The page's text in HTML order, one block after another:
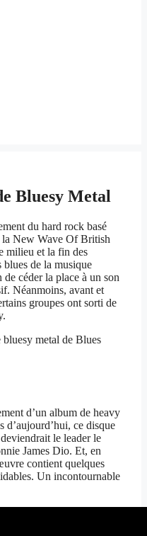
Bluesy Metal
du hard rock basé
la New Wave Of British
milieu et la fin des
blues de la musique
céder la place à un son
Néanmoins, avant et
groupes ont sorti de
metal de Blues
d’un album de heavy
d’aujourd’hui, ce disque
le leader le
James Dio. Et, en
contient quelques
Un incontournable